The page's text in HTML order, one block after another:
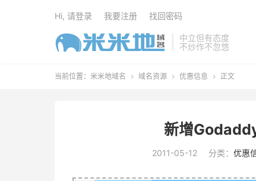
中立但有态度
不炒作不忽悠
Hi, 请登录 我要注册 找回密码
当前位置： 米米地域名  域名资源  优惠信息  正文
新增
2011-05-12 分类： 优惠